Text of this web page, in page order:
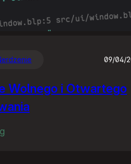
09/04/
Wolnego i Otwartego